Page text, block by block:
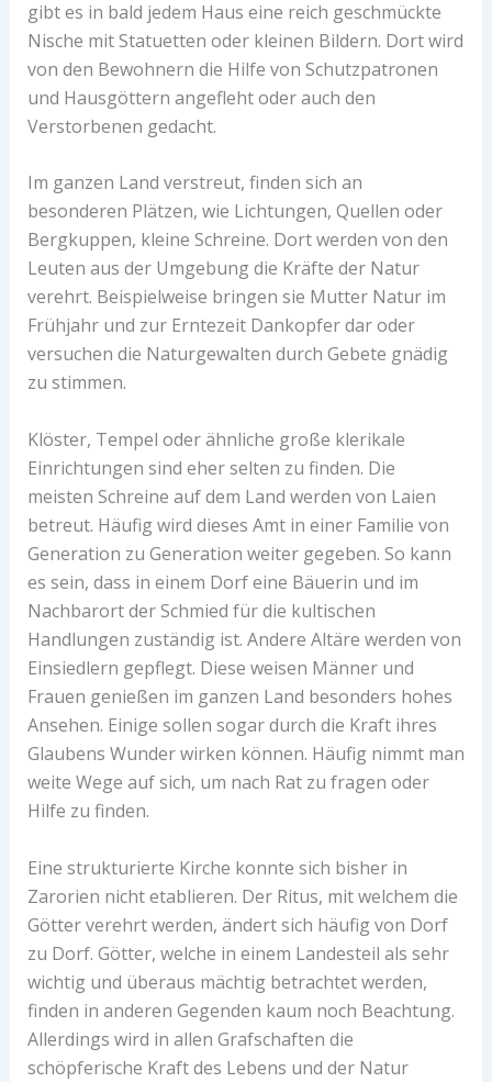
gibt es in bald jedem Haus eine reich geschmückte
Nische mit Statuetten oder kleinen Bildern. Dort wird
von den Bewohnern die Hilfe von Schutzpatronen
und Hausgöttern angefleht oder auch den
Verstorbenen gedacht.
Im ganzen Land verstreut, finden sich an
besonderen Plätzen, wie Lichtungen, Quellen oder
Bergkuppen, kleine Schreine. Dort werden von den
Leuten aus der Umgebung die Kräfte der Natur
verehrt. Beispielweise bringen sie Mutter Natur im
Frühjahr und zur Erntezeit Dankopfer dar oder
versuchen die Naturgewalten durch Gebete gnädig
zu stimmen.
Klöster, Tempel oder ähnliche große klerikale
Einrichtungen sind eher selten zu finden. Die
meisten Schreine auf dem Land werden von Laien
betreut. Häufig wird dieses Amt in einer Familie von
Generation zu Generation weiter gegeben. So kann
es sein, dass in einem Dorf eine Bäuerin und im
Nachbarort der Schmied für die kultischen
Handlungen zuständig ist. Andere Altäre werden von
Einsiedlern gepflegt. Diese weisen Männer und
Frauen genießen im ganzen Land besonders hohes
Ansehen. Einige sollen sogar durch die Kraft ihres
Glaubens Wunder wirken können. Häufig nimmt man
weite Wege auf sich, um nach Rat zu fragen oder
Hilfe zu finden.
Eine strukturierte Kirche konnte sich bisher in
Zarorien nicht etablieren. Der Ritus, mit welchem die
Götter verehrt werden, ändert sich häufig von Dorf
zu Dorf. Götter, welche in einem Landesteil als sehr
wichtig und überaus mächtig betrachtet werden,
finden in anderen Gegenden kaum noch Beachtung.
Allerdings wird in allen Grafschaften die
schöpferische Kraft des Lebens und der Natur